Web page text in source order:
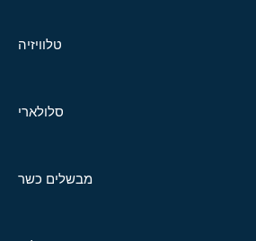
טלוויזיה
סלולארי
מבשלים כשר